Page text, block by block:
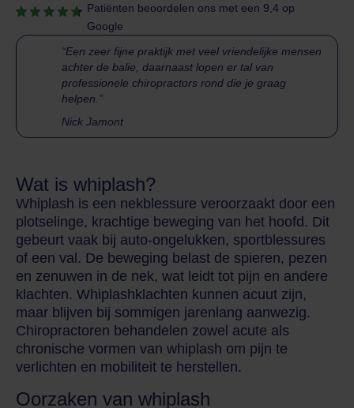
Patiënten beoordelen ons met een 9,4 op
Google
“Een zeer fijne praktijk met veel vriendelijke mensen
achter de balie, daarnaast lopen er tal van
professionele chiropractors rond die je graag
helpen.”
Nick Jamont
Wat is whiplash?
Whiplash is een nekblessure veroorzaakt door een
plotselinge, krachtige beweging van het hoofd. Dit
gebeurt vaak bij auto-ongelukken, sportblessures
of een val. De beweging belast de spieren, pezen
en zenuwen in de nek, wat leidt tot pijn en andere
klachten. Whiplashklachten kunnen acuut zijn,
maar blijven bij sommigen jarenlang aanwezig.
Chiropractoren behandelen zowel acute als
chronische vormen van whiplash om pijn te
verlichten en mobiliteit te herstellen.
Oorzaken van whiplash